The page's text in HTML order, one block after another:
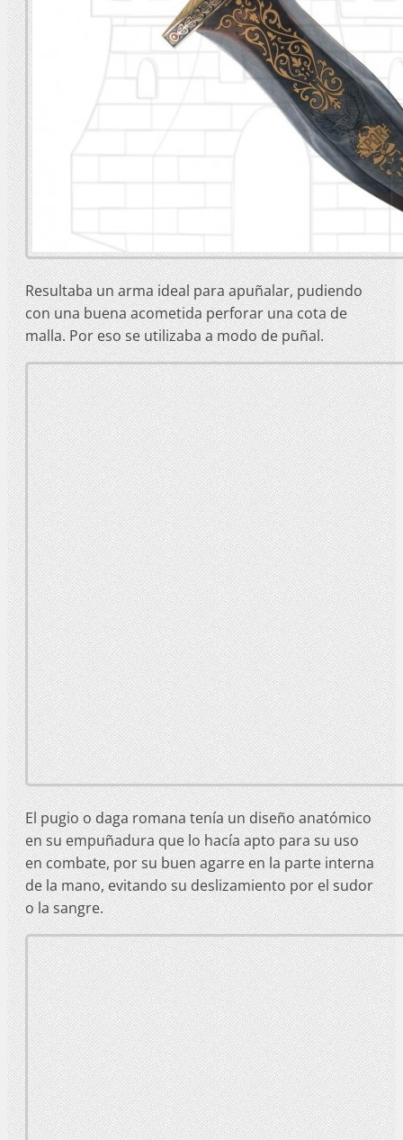
Resultaba un arma ideal para apuñalar, pudiendo
con una buena acometida perforar una cota de
malla. Por eso se utilizaba a modo de puñal.
El pugio o daga romana tenía un diseño anatómico
en su empuñadura que lo hacía apto para su uso
en combate, por su buen agarre en la parte interna
de la mano, evitando su deslizamiento por el sudor
o la sangre.